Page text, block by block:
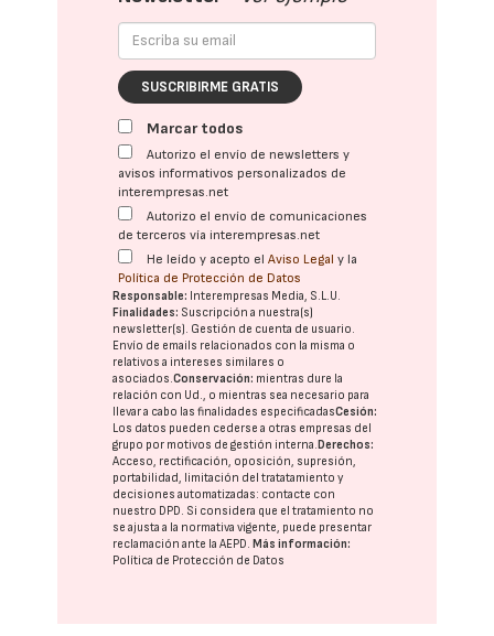
SUSCRIBIRME GRATIS
Marcar todos
Autorizo el envío de newsletters y
avisos informativos personalizados de
interempresas.net
Autorizo el envío de comunicaciones
de terceros vía interempresas.net
He leído y acepto elAviso Legal y la
Política de Protección de Datos
Responsable: Interempresas Media, S.L.U.
Finalidades: Suscripción a nuestra(s)
newsletter(s). Gestión de cuenta de usuario.
Envío de emails relacionados con la misma o
relativos a intereses similares o
asociados.Conservación: mientras dure la
relación con Ud., o mientras sea necesario para
llevar a cabo las finalidades especificadasCesión:
Los datos pueden cederse a otras empresas del
grupo por motivos de gestión interna.Derechos:
Acceso, rectificación, oposición, supresión,
portabilidad, limitación del tratatamiento y
decisiones automatizadas: contacte con
nuestro DPD. Si considera que el tratamiento no
se ajusta a la normativa vigente, puede presentar
reclamación ante laAEPD.Más información:
Política de Protección de Datos